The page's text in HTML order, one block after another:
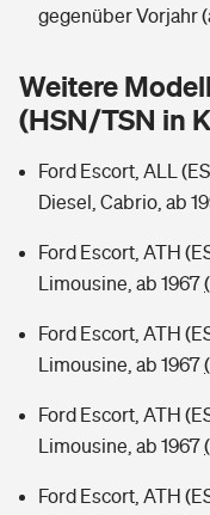
Hochwasser-Check:
Wer versichert was:
Sie haben Fragen?
Private
Zur Übersicht
Tools
Kinderunfall-Check:
Wer versichert was:
Sie haben Fragen?
Rentenrechner: Wie
gegenüber Vorjahr
Weitere
(HSN/TSN in
Ford Escort, ALL
Diesel, Cabrio, ab
Ford Escort, ATH
Limousine, ab 1967
Ford Escort, ATH
Limousine, ab 1967
Ford Escort, ATH
Limousine, ab 1967
Ford Escort, ATH